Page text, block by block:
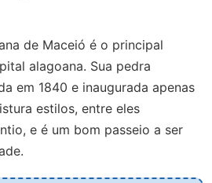
de Maceió é o principal
alagoana. Sua pedra
em 1840 e inaugurada apenas
estilos, entre eles
e é um bom passeio a ser